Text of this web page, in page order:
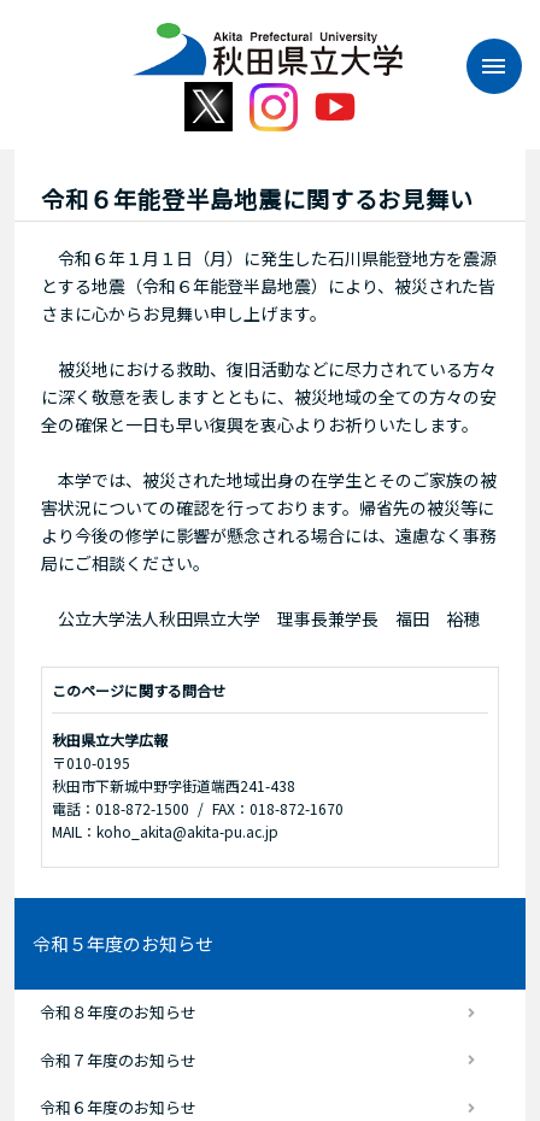
令和６年能登半島地震に関するお見舞い
令和６年１月１日（月）に発生した石川県能登地方を震源
とする地震（令和６年能登半島地震）により、被災された皆
さまに心からお見舞い申し上げます。
被災地における救助、復旧活動などに尽力されている方々
に深く敬意を表しますとともに、被災地域の全ての方々の安
全の確保と一日も早い復興を衷心よりお祈りいたします。
本学では、被災された地域出身の在学生とそのご家族の被
害状況についての確認を行っております。帰省先の被災等に
より今後の修学に影響が懸念される場合には、遠慮なく事務
局にご相談ください。
公立大学法人秋田県立大学 理事長兼学長 福田 裕穂
このページに関する問合せ
秋田県立大学広報
〒010-0195
秋田市下新城中野字街道端西241-438
電話：018-872-1500
FAX：018-872-1670
MAIL：koho_akita@akita-pu.ac.jp
令和５年度のお知らせ
令和８年度のお知らせ
令和７年度のお知らせ
令和６年度のお知らせ